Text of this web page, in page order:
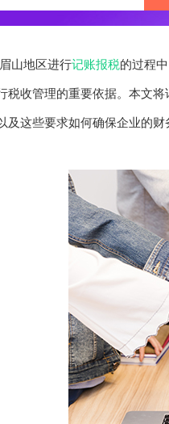
山地区进行记账报税的过程
税收管理的重要依据。本文
及这些要求如何确保企业的财